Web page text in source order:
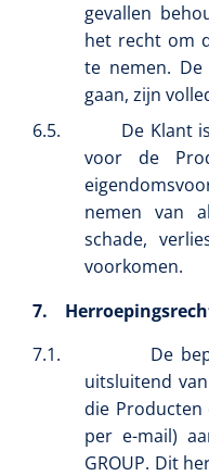
VOLTRA I - Travel
gevallen
het recht om
te nemen.
gaan, zijn
6.5.
De Klant
voor de
nemen van
schade,
voorkomen.
7.
7.1.
De
uitsluitend
die Producten
per e-mail)
GROUP. Dit